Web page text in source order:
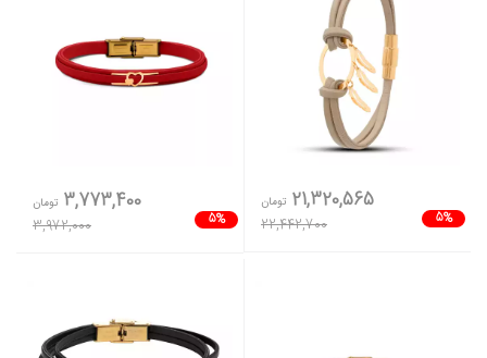
5%
21,320,565 تومان
22,442,700
5%
3,773,400 تومان
3,972,000